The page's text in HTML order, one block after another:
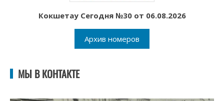
Кокшетау Сегодня №30 от 06.08.2026
Архив номеров
МЫ В КОНТАКТЕ